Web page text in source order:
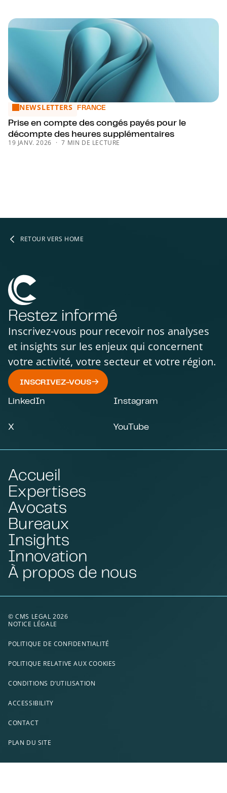
Prise en compte des congés payés pour le décompte des
NEWSLETTERS FRANCE
Prise en compte des congés payés pour le
décompte des heures supplémentaires
19 JANV. 2026 7 MIN DE LECTURE
RETOUR VERS HOME
Restez informé
Inscrivez-vous pour recevoir nos analyses
et insights sur les enjeux qui concernent
votre activité, votre secteur et votre région.
INSCRIVEZ-VOUS
LinkedIn Instagram
X YouTube
Accueil
Expertises
Avocats
Bureaux
Insights
Innovation
À propos de nous
© CMS LEGAL 2026
NOTICE LÉGALE
POLITIQUE DE CONFIDENTIALITÉ
POLITIQUE RELATIVE AUX COOKIES
CONDITIONS D’UTILISATION
ACCESSIBILITY
CONTACT
PLAN DU SITE